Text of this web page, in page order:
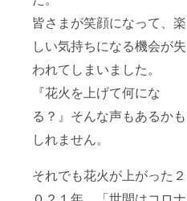
皆さまが笑顔になって、楽
しい気持ちになる機会が失
われてしまいました。
『花火を上げて何にな
る？』そんな声もあるかも
しれません。
それでも花火が上がった２